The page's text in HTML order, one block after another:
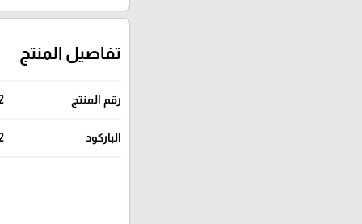
تفاصيل المنتج
رقم المنتج
الباركود